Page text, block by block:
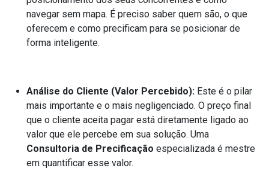
navegar sem mapa. É preciso saber quem são, o que
oferecem e como precificam para se posicionar de
forma inteligente.
Análise do Cliente (Valor Percebido): Este é o pilar
mais importante e o mais negligenciado. O preço final
que o cliente aceita pagar está diretamente ligado ao
valor que ele percebe em sua solução. Uma
Consultoria de Precificação especializada é mestre
em quantificar esse valor.